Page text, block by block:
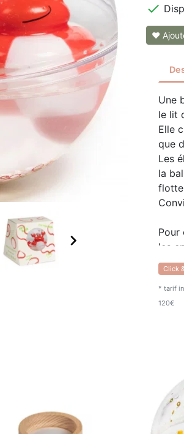


❤
Une
le lit
Elle
que
Les
la
flotte
Pour
les
Click
* tarif
120€